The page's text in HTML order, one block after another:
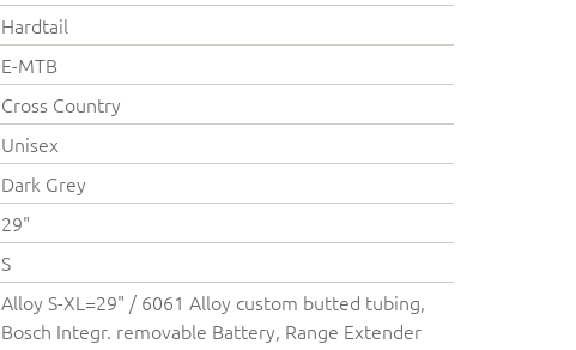
Hardtail
E-MTB
Cross Country
Unisex
Dark Grey
29"
S
Alloy S-XL=29" / 6061 Alloy custom butted tubing,
Bosch Integr. removable Battery, Range Extender